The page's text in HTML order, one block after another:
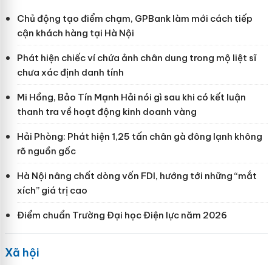
Chủ động tạo điểm chạm, GPBank làm mới cách tiếp
cận khách hàng tại Hà Nội
Phát hiện chiếc ví chứa ảnh chân dung trong mộ liệt sĩ
chưa xác định danh tính
Mi Hồng, Bảo Tín Mạnh Hải nói gì sau khi có kết luận
thanh tra về hoạt động kinh doanh vàng
Hải Phòng: Phát hiện 1,25 tấn chân gà đông lạnh không
rõ nguồn gốc
Hà Nội nâng chất dòng vốn FDI, hướng tới những “mắt
xích” giá trị cao
Điểm chuẩn Trường Đại học Điện lực năm 2026
Xã hội